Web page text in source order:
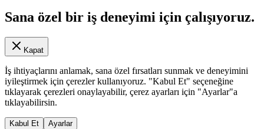
Sana özel bir iş deneyimi için çalışıyoruz.
Kapat
İş ihtiyaçlarını anlamak, sana özel fırsatları sunmak ve deneyimini
iyileştirmek için çerezler kullanıyoruz. "Kabul Et" seçeneğine
tıklayarak çerezleri onaylayabilir, çerez ayarları için "Ayarlar"a
tıklayabilirsin.
Kabul Et Ayarlar